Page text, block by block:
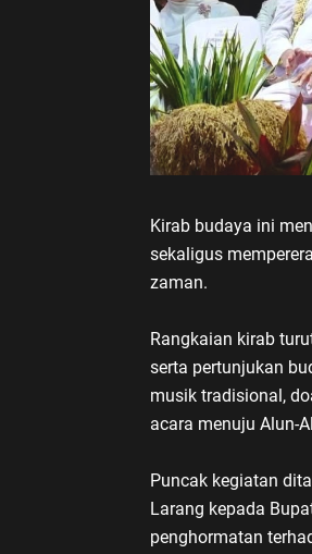
Kirab budaya ini
sekaligus
zaman.
Rangkaian kirab
serta pertunjukan
musik tradisional,
acara menuju Alun-
Puncak kegiatan
Larang kepada
penghormatan